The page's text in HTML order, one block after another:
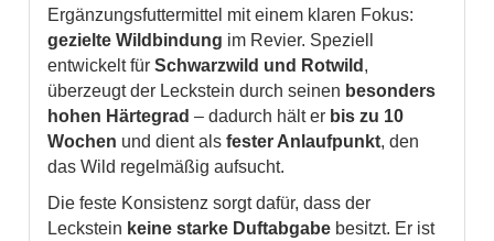
Ergänzungsfuttermittel mit einem klaren Fokus:
gezielte Wildbindung im Revier. Speziell
entwickelt fürSchwarzwild und Rotwild ,
überzeugt der Leckstein durch seinen besonders
hohen Härtegrad – dadurch hält er bis zu 10
Wochen und dient alsfester Anlaufpunkt, den
das Wild regelmäßig aufsucht.
Die feste Konsistenz sorgt dafür, dass der
Leckstein keine starke Duftabgabe besitzt. Er ist